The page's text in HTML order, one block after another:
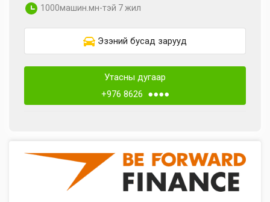
1000машин.мн-тэй 7 жил
Эзэний бусад зарууд
Утасны дугаар
+976 8626 ●●●●